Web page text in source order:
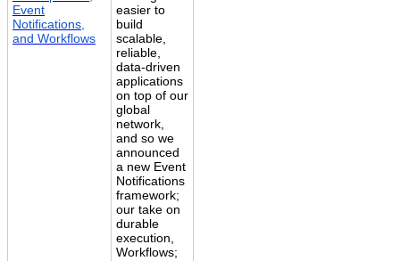
Event
Notifications,
and Workflows
easier to
build
scalable,
reliable,
data-driven
applications
on top of our
global
network,
and so we
announced
a new Event
Notifications
framework;
our take on
durable
execution,
Workflows;